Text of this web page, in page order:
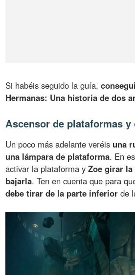
Si habéis seguido la guía,
Hermanas: Una historia de dos
Ascensor de plataformas y
Un poco más adelante veréis una
una lámpara de plataforma. En
activar la plataforma yZoe girar
bajarla. Ten en cuenta que para
debe tirar de la parte inferior de